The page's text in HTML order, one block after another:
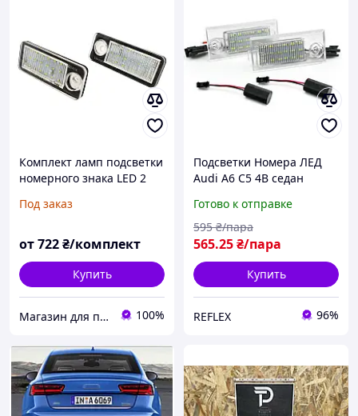
Комплект ламп подсветки
номерного знака LED 2
Под заказ
от722₴/комплект
Купить
Магазин для профессионалов 100%
Подсветки Номера ЛЕД
Audi A6 C5 4B седан
Готово к отправке
565.25₴/пара
595 ₴/пара
Купить
REFLEX 96%